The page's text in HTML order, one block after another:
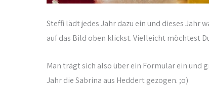
Steffi lädt jedes Jahr dazu ein und dieses Jahr
auf das Bild oben klickst. Vielleicht möchtest
Man trägt sich also über ein Formular ein und
Jahr die Sabrina aus Heddert gezogen. ;o)